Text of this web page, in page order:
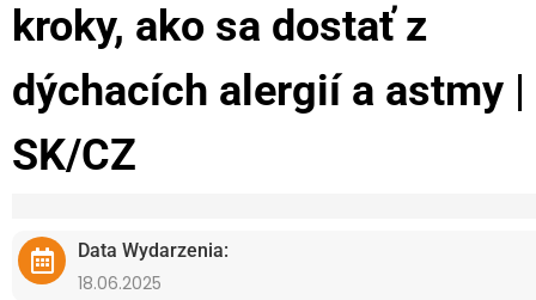
kroky, ako sa dostať z
dýchacích alergií a astmy |
SK/CZ
Data Wydarzenia:
18.06.2025